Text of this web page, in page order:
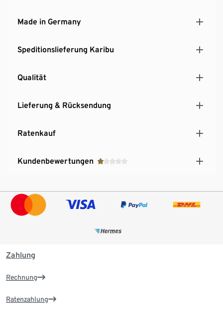
Made in Germany
Speditionslieferung Karibu
Qualität
Lieferung & Rücksendung
Ratenkauf
Kundenbewertungen
Zahlung
Rechnung
Ratenzahlung